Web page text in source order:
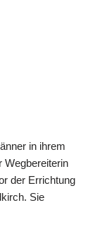
in ihrem
Wegbereiterin
der Errichtung
Sie